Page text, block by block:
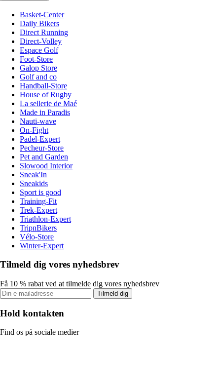
Basket-Center
Daily Bikers
Direct Running
Direct-Volley
Espace Golf
Foot-Store
Galop Store
Golf and co
Handball-Store
House of Rugby
La sellerie de Maé
Made in Paradis
Nauti-wave
On-Fight
Padel-Expert
Pecheur-Store
Pet and Garden
Slowood Interior
Sneak'In
Sneakids
Sport is good
Training-Fit
Trek-Expert
Triathlon-Expert
TripnBikers
Vélo-Store
Winter-Expert
Tilmeld dig vores nyhedsbrev
Få 10 % rabat ved at tilmelde dig vores nyhedsbrev
Tilmeld dig
Hold kontakten
Find os på sociale medier